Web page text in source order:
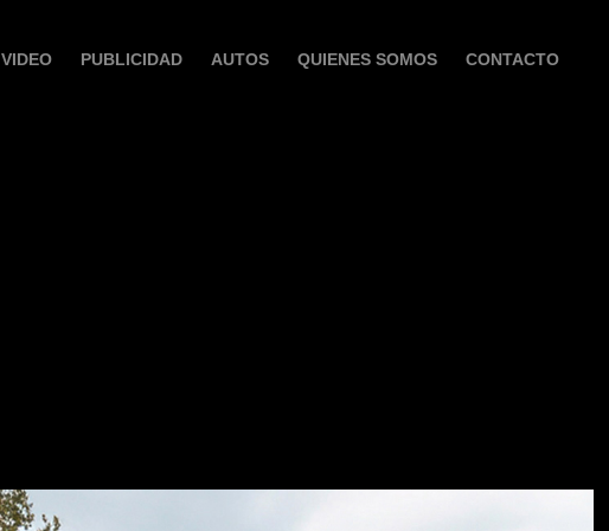
VIDEO PUBLICIDAD AUTOS QUIENES SOMOS CONTACTO